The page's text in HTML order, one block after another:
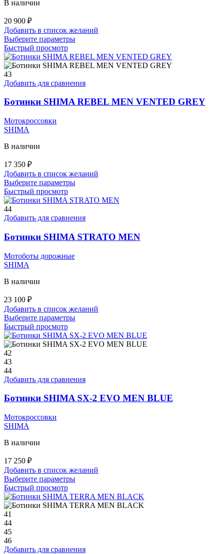
В наличии
20 900 ₽
Добавить в список желаний
Выберите параметрыЭтот
имеет
несколько
Опции
выбрать
Быстрый просмотр
43
Добавить для сравнения
Ботинки SHIMA REBEL MEN VENTED GREY
Мотокроссовки
SHIMA
В наличии
17 350 ₽
Добавить в список желаний
Выберите параметрыЭтот
имеет
вариаций.
можно
выбрать
Быстрый просмотр
44
Добавить для сравнения
Ботинки SHIMA STRATO MEN
Мотоботы дорожные
SHIMA
В наличии
23 100 ₽
Добавить в список желаний
Выберите параметрыЭтот
имеет
несколько
выбрать
странице
Быстрый просмотр
42
43
44
Добавить для сравнения
Ботинки SHIMA SX-2 EVO MEN BLUE
Мотокроссовки
SHIMA
В наличии
17 250 ₽
Добавить в список желаний
Выберите параметрыЭтот
имеет
несколько
на
Быстрый просмотр
41
44
45
46
Добавить для сравнения